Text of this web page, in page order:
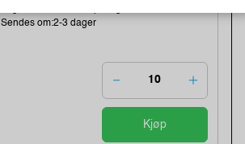
Sendes om:2-3 dager
Kjøp